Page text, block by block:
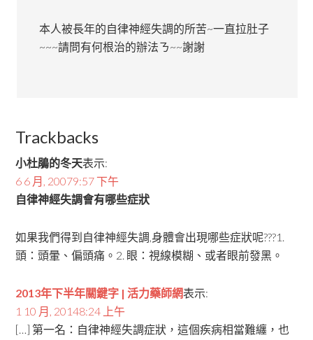
本人被長年的自律神經失調的所苦~一直拉肚子
~~~請問有何根治的辦法ㄋ~~謝謝
Trackbacks
小杜鵑的冬天表示:
6 6 月, 20079:57 下午
自律神經失調會有哪些症狀
如果我們得到自律神經失調,身體會出現哪些症狀呢???1.
頭：頭暈、偏頭痛。2. 眼：視線模糊、或者眼前發黑。
2013年下半年關鍵字 | 活力藥師網表示:
1 10 月, 20148:24 上午
[…] 第一名：自律神經失調症狀，這個疾病相當難纏，也